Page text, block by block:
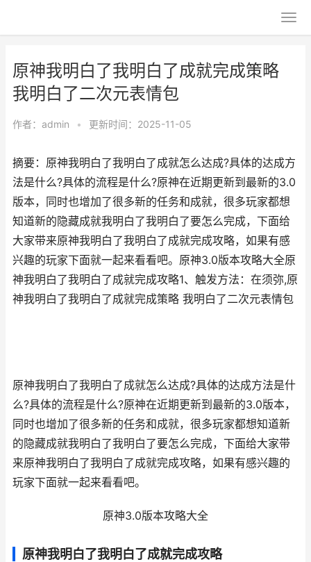
原神我明白了我明白了成就完成策略
我明白了二次元表情包
作者： admin • 更新时间：2025-11-05
摘要：原神我明白了我明白了成就怎么达成?具体的达成方
法是什么?具体的流程是什么?原神在近期更新到最新的3.0
版本，同时也增加了很多新的任务和成就，很多玩家都想
知道新的隐藏成就我明白了我明白了要怎么完成，下面给
大家带来原神我明白了我明白了成就完成攻略，如果有感
兴趣的玩家下面就一起来看看吧。原神3.0版本攻略大全原
神我明白了我明白了成就完成攻略1、触发方法：在须弥,原
神我明白了我明白了成就完成策略 我明白了二次元表情包
原神我明白了我明白了成就怎么达成?具体的达成方法是什
么?具体的流程是什么?原神在近期更新到最新的3.0版本，
同时也增加了很多新的任务和成就，很多玩家都想知道新
的隐藏成就我明白了我明白了要怎么完成，下面给大家带
来原神我明白了我明白了成就完成攻略，如果有感兴趣的
玩家下面就一起来看看吧。
原神3.0版本攻略大全
原神我明白了我明白了成就完成攻略